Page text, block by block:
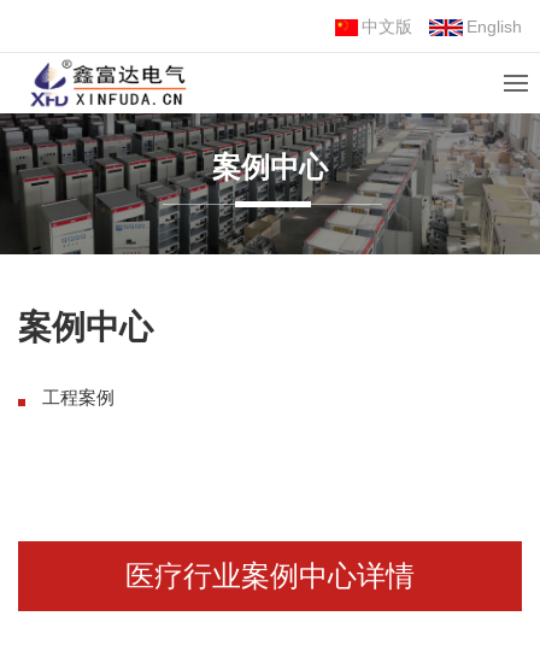
中文版 English
案例中心
案例中心
工程案例
医疗行业案例中心详情